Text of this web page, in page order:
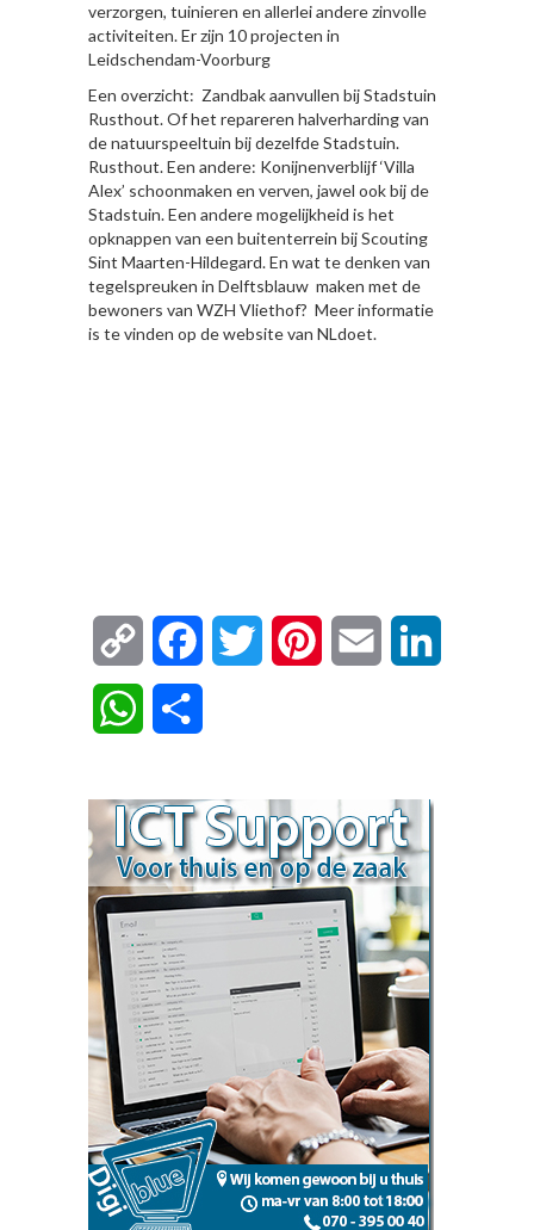
verzorgen, tuinieren en allerlei andere zinvolle
activiteiten. Er zijn 10 projecten in
Leidschendam-Voorburg
Een overzicht: Zandbak aanvullen bij Stadstuin
Rusthout. Of het repareren halverharding van
de natuurspeeltuin bij dezelfde Stadstuin.
Rusthout. Een andere: Konijnenverblijf ‘Villa
Alex’ schoonmaken en verven, jawel ook bij de
Stadstuin. Een andere mogelijkheid is het
opknappen van een buitenterrein bij Scouting
Sint Maarten-Hildegard. En wat te denken van
tegelspreuken in Delftsblauw maken met de
bewoners van WZH Vliethof? Meer informatie
is te vinden op de website van NLdoet.
Copy
Link
FacebookTwitter Pinterest Email
WhatsApp